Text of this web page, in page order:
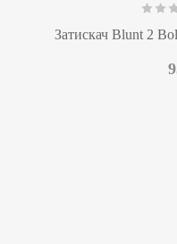
Затискач Blunt 2